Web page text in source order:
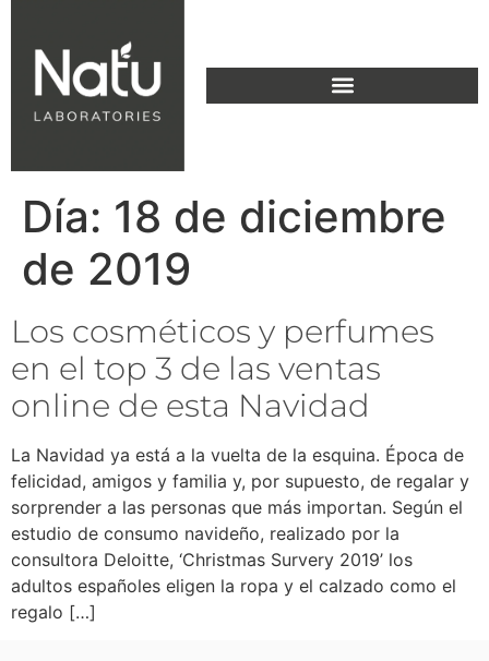
Día: 18 de diciembre
de 2019
Los cosméticos y perfumes
en el top 3 de las ventas
online de esta Navidad
La Navidad ya está a la vuelta de la esquina. Época de
felicidad, amigos y familia y, por supuesto, de regalar y
sorprender a las personas que más importan. Según el
estudio de consumo navideño, realizado por la
consultora Deloitte, ‘Christmas Survery 2019’ los
adultos españoles eligen la ropa y el calzado como el
regalo […]